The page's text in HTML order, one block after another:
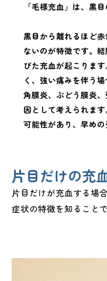
「毛様充血」は、黒
黒目から離れるほど
ないのが特徴です。
びた充血が起こりま
く、強い痛みを伴う場
角膜炎、ぶどう膜炎
因として考えられま
可能性があり、早めの
片目だけの充
片目だけが充血する場
症状の特徴を知ること